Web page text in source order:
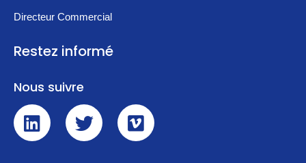
Directeur Commercial
Restez informé
Nous suivre